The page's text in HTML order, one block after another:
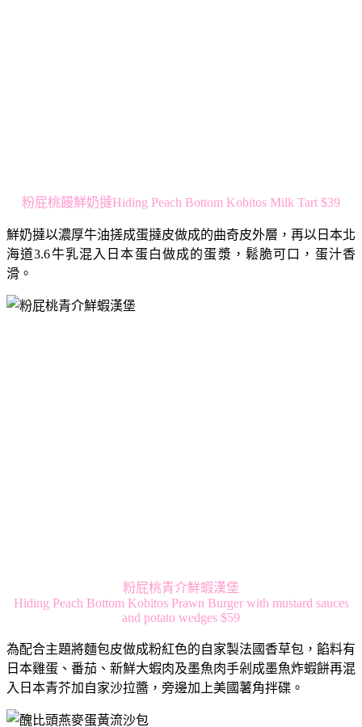
粉屁桃饅鮮奶撻Hiding Peach Bottom Kobitos Milk Tart $39
鮮奶撻以濃厚牛油搓成蛋撻皮做成的曲奇皮外層，再以日本北
海道3.6牛乳混入日本蛋白做成的蛋漿，鬆脆可口，蛋汁香
滑。
粉屁桃青介鮮蝦漢堡
Hiding Peach Bottom Kobitos Prawn Burger with mustard sauces
and potato wedges $59
為配合主題將麵包皮做成粉紅色的自家製法國香草包，餡料有
日本雞蛋、番茄、新鮮大蝦肉及墨魚肉手剁成墨魚炸蝦餅再混
入日本青芥加自家沙拉醬，旁邊加上美國薯角拌碟。